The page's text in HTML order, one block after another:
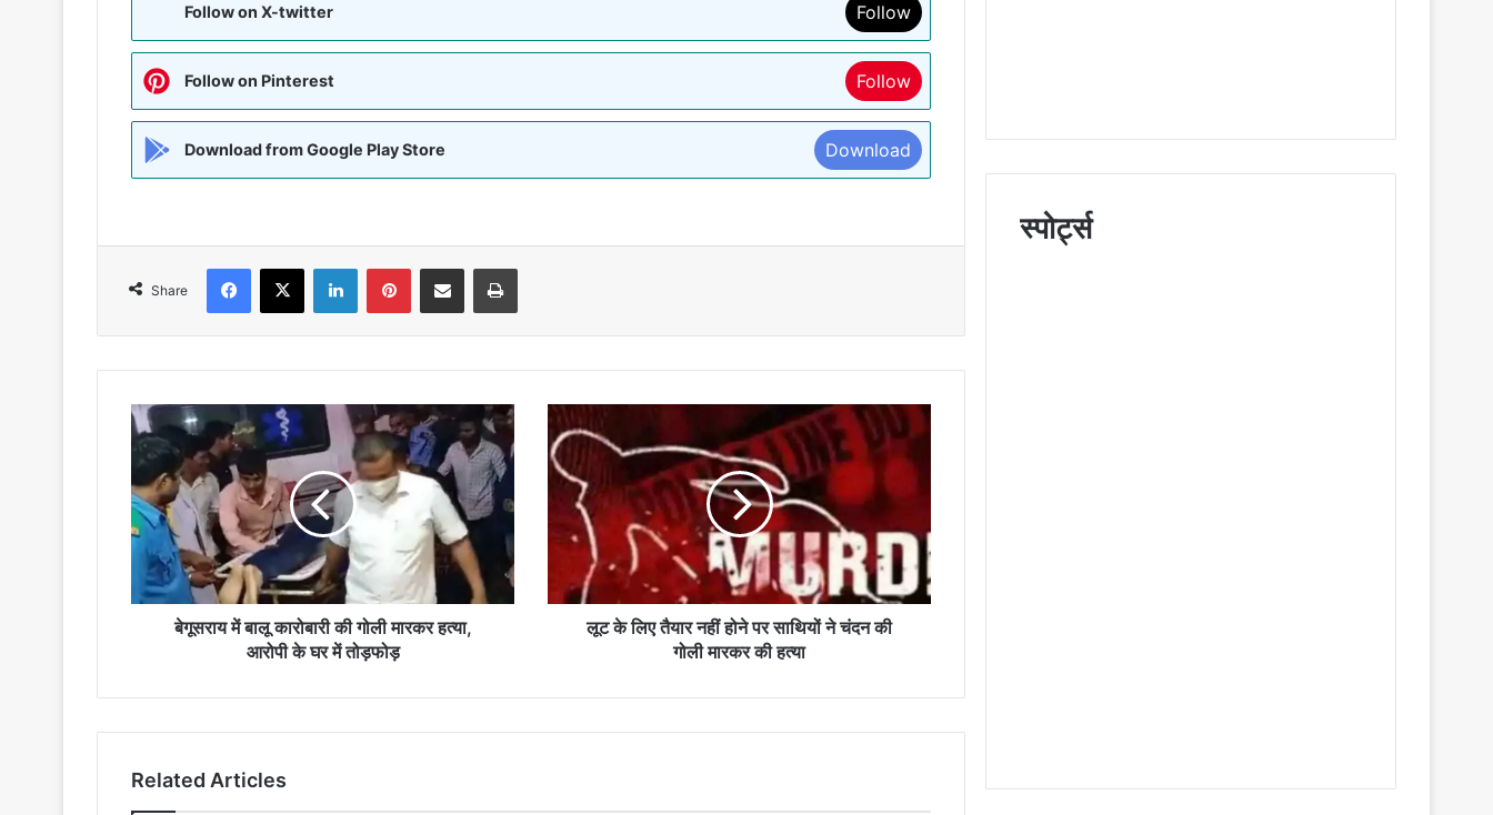
Follow on X-twitter Follow
Follow on Pinterest Follow
Download from Google Play Store Download
Share
Facebook
X LinkedInPinterestShare via Email Print
बेगूसराय
में
बालू
कारोबारी
की
गोली
मारकर
हत्या,
आरोपी
तोड़फोड़
बेगूसराय में बालू कारोबारी की गोली मारकर हत्या,
आरोपी के घर में तोड़फोड़
लूट
के
लिए
तैयार
होने
साथियों
ने
मारकर
लूट के लिए तैयार नहीं होने पर साथियों ने चंदन की
गोली मारकर की हत्या
Related Articles
स्पोर्ट्स